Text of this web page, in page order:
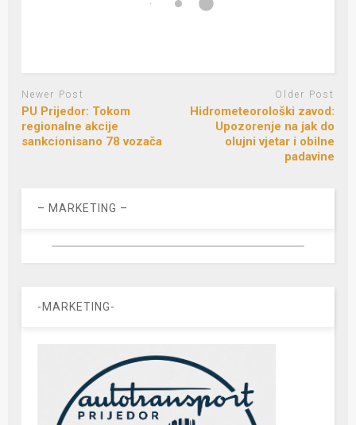
Newer Post
PU Prijedor: Tokom
regionalne akcije
sankcionisano 78 vozača
Older Post
Hidrometeorološki zavod:
Upozorenje na jak do
olujni vjetar i obilne
padavine
– MARKETING –
-MARKETING-